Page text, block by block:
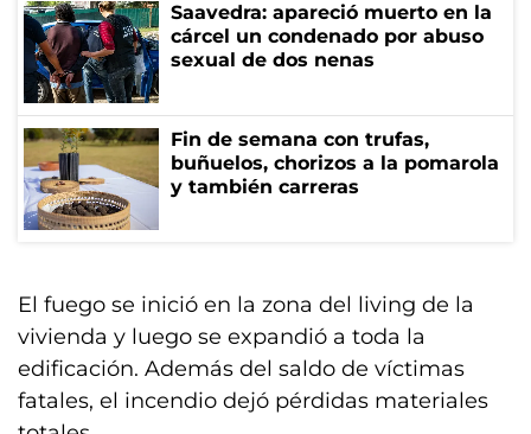
Saavedra: apareció muerto en la
cárcel un condenado por abuso
sexual de dos nenas
Fin de semana con trufas,
buñuelos, chorizos a la pomarola
y también carreras
El fuego se inició en la zona del living de la
vivienda y luego se expandió a toda la
edificación. Además del saldo de víctimas
fatales, el incendio dejó pérdidas materiales